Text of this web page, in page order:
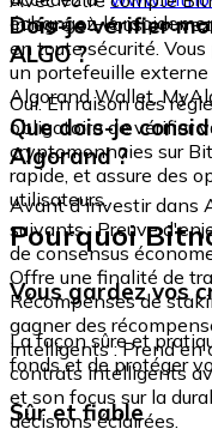
échangez-le
intégré où vous
en toute sécurité.
un portefeuille
Algorand Wallet,
Dois-je vérifier
ALGO ?
Oui. En raison des
obligatoire de vérifier
cryptomonnaies sur
rapide, et assure des
utilisateurs.
Que dois-je
Algorand ?
Avant d'investir dans
suivants : Preuve
de consensus
Offre une finalité de
Récompenses de
gagner des
intelligents : Prend en
contrats intelligents
et son focus sur la
décisions éclairées.
Pourquoi
Vous gardez vos
La façon sûre et
fonds et de protéger
Sûr et fiable